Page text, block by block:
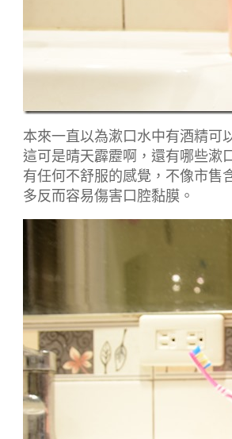
本來一直以為漱口水中有酒精可
這可是晴天霹靂啊，還有哪些漱
有任何不舒服的感覺，不像市售
多反而容易傷害口腔黏膜。